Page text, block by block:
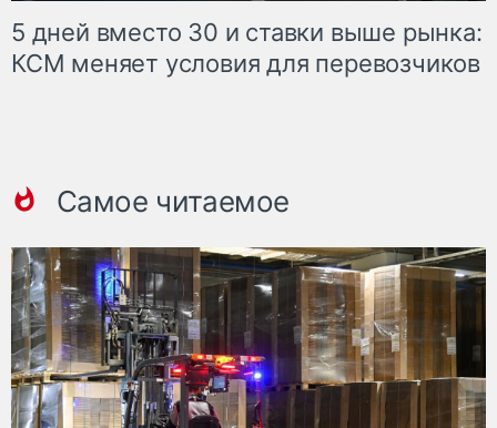
5 дней вместо 30 и ставки выше рынка:
КСМ меняет условия для перевозчиков
Самое читаемое